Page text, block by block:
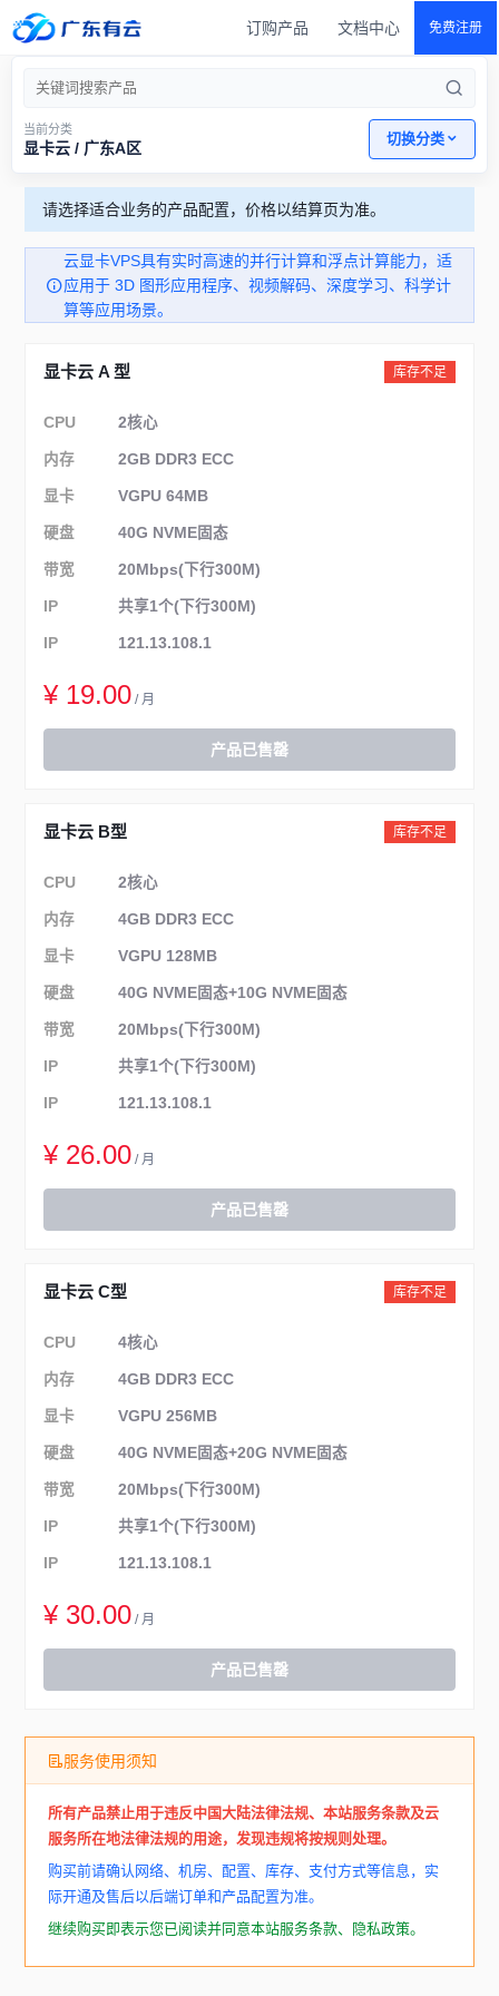
订购产品 文档中心 免费注册
当前分类
显卡云 / 广东A区
切换分类
请选择适合业务的产品配置，价格以结算页为准。
云显卡VPS具有实时高速的并行计算和浮点计算能力，适
应用于 3D 图形应用程序、视频解码、深度学习、科学计
算等应用场景。
显卡云 A 型 库存不足
CPU 2核心
内存 2GB DDR3 ECC
显卡 VGPU 64MB
硬盘 40G NVME固态
带宽 20Mbps(下行300M)
IP 共享1个(下行300M)
IP 121.13.108.1
¥ 19.00 / 月
产品已售罄
显卡云 B型 库存不足
CPU 2核心
内存 4GB DDR3 ECC
显卡 VGPU 128MB
硬盘 40G NVME固态+10G NVME固态
带宽 20Mbps(下行300M)
IP 共享1个(下行300M)
IP 121.13.108.1
¥ 26.00 / 月
产品已售罄
显卡云 C型 库存不足
CPU 4核心
内存 4GB DDR3 ECC
显卡 VGPU 256MB
硬盘 40G NVME固态+20G NVME固态
带宽 20Mbps(下行300M)
IP 共享1个(下行300M)
IP 121.13.108.1
¥ 30.00 / 月
产品已售罄
服务使用须知
所有产品禁止用于违反中国大陆法律法规、本站服务条款及云
服务所在地法律法规的用途，发现违规将按规则处理。
购买前请确认网络、机房、配置、库存、支付方式等信息，实
际开通及售后以后端订单和产品配置为准。
继续购买即表示您已阅读并同意本站服务条款、隐私政策。